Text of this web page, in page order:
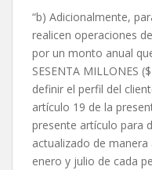
“b) Adicionalmente,
realicen operaciones
por un monto anual
SESENTA MILLONES
definir el perfil del
artículo 19 de la
presente artículo para
actualizado de
enero y julio de cada